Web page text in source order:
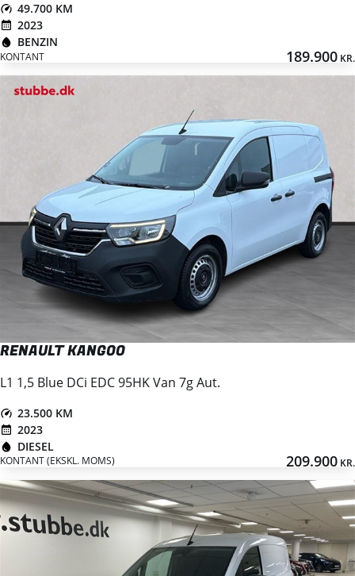
49.700 KM
2023
BENZIN
KONTANT 189.900 KR.
RENAULT KANGOO
L1 1,5 Blue DCi EDC 95HK Van 7g Aut.
23.500 KM
2023
DIESEL
KONTANT (EKSKL. MOMS) 209.900 KR.